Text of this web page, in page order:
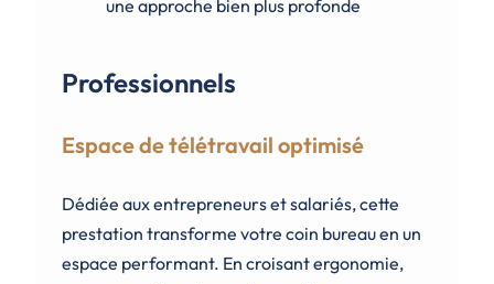
une approche bien plus profonde
Professionnels
Espace de télétravail optimisé
Dédiée aux entrepreneurs et salariés, cette
prestation transforme votre coin bureau en un
espace performant. En croisant ergonomie,